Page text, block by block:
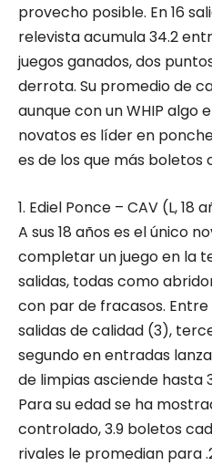
provecho posible. En 16
relevista acumula 34.2
juegos ganados, dos
derrota. Su promedio de
aunque con un WHIP algo
novatos es líder en
es de los que más boletos
1. Ediel Ponce – CAV (L, 18
A sus 18 años es el único
completar un juego en la
salidas, todas como
con par de fracasos.
salidas de calidad (3),
segundo en entradas
de limpias asciende hasta
Para su edad se ha
controlado, 3.9 boletos
rivales le promedian para